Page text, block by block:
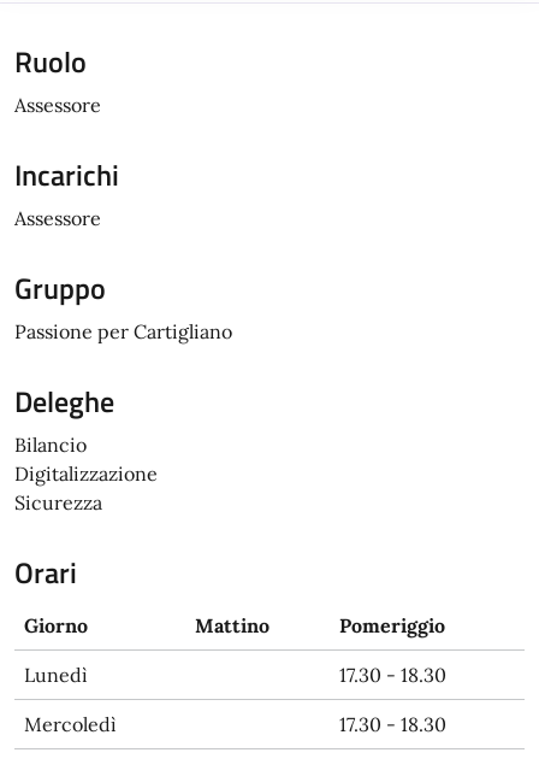
Ruolo
Assessore
Incarichi
Assessore
Gruppo
Passione per Cartigliano
Deleghe
Bilancio
Digitalizzazione
Sicurezza
Orari
Giorno Mattino Pomeriggio
Lunedì 17.30 - 18.30
Mercoledì 17.30 - 18.30